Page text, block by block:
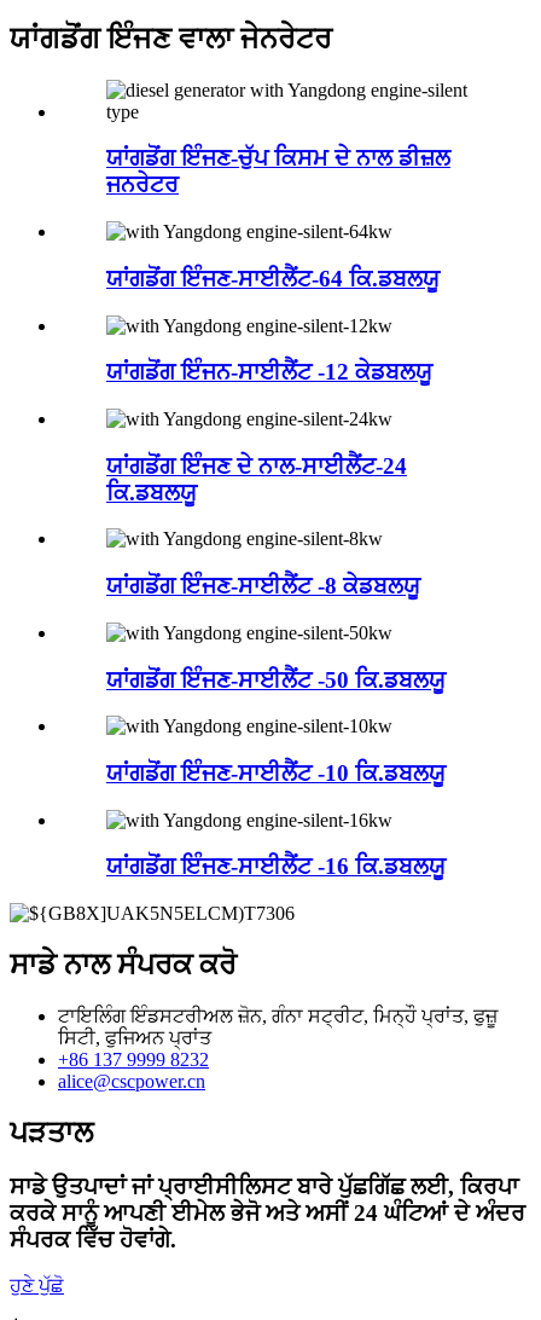
ਯਾਂਗਡੋਂਗ ਇੰਜਣ ਵਾਲਾ ਜੇਨਰੇਟਰ
ਯਾਂਗਡੋਂਗ ਇੰਜਣ-ਚੁੱਪ ਕਿਸਮ ਦੇ ਨਾਲ ਡੀਜ਼ਲ
ਜਨਰੇਟਰ
ਯਾਂਗਡੋਂਗ ਇੰਜਣ-ਸਾਈਲੈਂਟ-64 ਕਿ.ਡਬਲਯੂ
ਯਾਂਗਡੋਂਗ ਇੰਜਨ-ਸਾਈਲੈਂਟ -12 ਕੇਡਬਲਯੂ
ਯਾਂਗਡੋਂਗ ਇੰਜਣ ਦੇ ਨਾਲ-ਸਾਈਲੈਂਟ-24
ਕਿ.ਡਬਲਯੂ
ਯਾਂਗਡੋਂਗ ਇੰਜਣ-ਸਾਈਲੈਂਟ -8 ਕੇਡਬਲਯੂ
ਯਾਂਗਡੋਂਗ ਇੰਜਣ-ਸਾਈਲੈਂਟ -50 ਕਿ.ਡਬਲਯੂ
ਯਾਂਗਡੋਂਗ ਇੰਜਣ-ਸਾਈਲੈਂਟ -10 ਕਿ.ਡਬਲਯੂ
ਯਾਂਗਡੋਂਗ ਇੰਜਣ-ਸਾਈਲੈਂਟ -16 ਕਿ.ਡਬਲਯੂ
ਸਾਡੇ ਨਾਲ ਸੰਪਰਕ ਕਰੋ
ਟਾਇਲਿੰਗ ਇੰਡਸਟਰੀਅਲ ਜ਼ੋਨ, ਗੰਨਾ ਸਟ੍ਰੀਟ, ਮਿਨ੍ਹੌ ਪ੍ਰਾਂਤ, ਫੁਜ਼ੂ
ਸਿਟੀ, ਫੁਜਿਅਨ ਪ੍ਰਾਂਤ
+86 137 9999 8232
alice@cscpower.cn
ਪੜਤਾਲ
ਸਾਡੇ ਉਤਪਾਦਾਂ ਜਾਂ ਪ੍ਰਾਈਸੀਲਿਸਟ ਬਾਰੇ ਪੁੱਛਗਿੱਛ ਲਈ, ਕਿਰਪਾ
ਕਰਕੇ ਸਾਨੂੰ ਆਪਣੀ ਈਮੇਲ ਭੇਜੋ ਅਤੇ ਅਸੀਂ 24 ਘੰਟਿਆਂ ਦੇ ਅੰਦਰ
ਸੰਪਰਕ ਵਿੱਚ ਹੋਵਾਂਗੇ.
ਹੁਣੇ ਪੁੱਛੋ